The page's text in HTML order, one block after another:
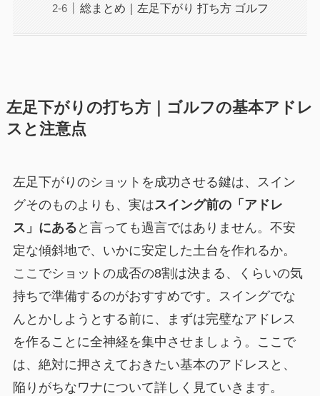
総まとめ｜左足下がり 打ち方 ゴルフ
左足下がりの打ち方｜ゴルフの基本アドレ
スと注意点
左足下がりのショットを成功させる鍵は、スイン
グそのものよりも、実はスイング前の「アドレ
ス」にある と言っても過言ではありません。不安
定な傾斜地で、いかに安定した土台を作れるか。
ここでショットの成否の8割は決まる、くらいの気
持ちで準備するのがおすすめです。スイングでな
んとかしようとする前に、まずは完璧なアドレス
を作ることに全神経を集中させましょう。ここで
は、絶対に押さえておきたい基本のアドレスと、
陥りがちなワナについて詳しく見ていきます。